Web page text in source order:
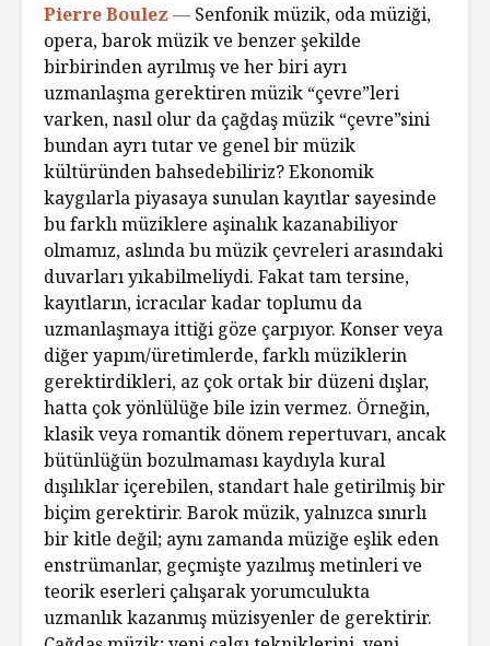
Pierre Boulez — Senfonik müzik, oda müziği,
opera, barok müzik ve benzer şekilde
birbirinden ayrılmış ve her biri ayrı
uzmanlaşma gerektiren müzik “çevre”leri
varken, nasıl olur da çağdaş müzik “çevre”sini
bundan ayrı tutar ve genel bir müzik
kültüründen bahsedebiliriz? Ekonomik
kaygılarla piyasaya sunulan kayıtlar sayesinde
bu farklı müziklere aşinalık kazanabiliyor
olmamız, aslında bu müzik çevreleri arasındaki
duvarları yıkabilmeliydi. Fakat tam tersine,
kayıtların, icracılar kadar toplumu da
uzmanlaşmaya ittiği göze çarpıyor. Konser veya
diğer yapım/üretimlerde, farklı müziklerin
gerektirdikleri, az çok ortak bir düzeni dışlar,
hatta çok yönlülüğe bile izin vermez. Örneğin,
klasik veya romantik dönem repertuvarı, ancak
bütünlüğün bozulmaması kaydıyla kural
dışılıklar içerebilen, standart hale getirilmiş bir
biçim gerektirir. Barok müzik, yalnızca sınırlı
bir kitle değil; aynı zamanda müziğe eşlik eden
enstrümanlar, geçmişte yazılmış metinleri ve
teorik eserleri çalışarak yorumculukta
uzmanlık kazanmış müzisyenler de gerektirir.